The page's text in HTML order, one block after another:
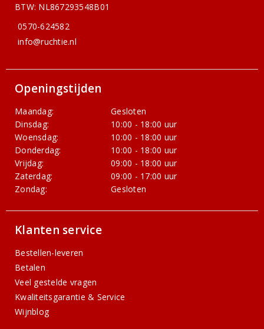
BTW: NL867293548B01
0570-624582
info@ruchtie.nl
Openingstijden
Maandag:
Gesloten
Dinsdag:
10:00 - 18:00 uur
Woensdag:
10:00 - 18:00 uur
Donderdag:
10:00 - 18:00 uur
Vrijdag:
09:00 - 18:00 uur
Zaterdag:
09:00 - 17:00 uur
Zondag:
Gesloten
Klanten service
Bestellen-leveren
Betalen
Veel gestelde vragen
Kwaliteitsgarantie & Service
Wijnblog